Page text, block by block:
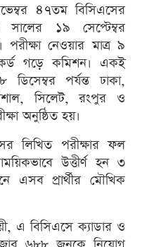
৪৭তম বিসিএসের
সালের ১৯ সেপ্টেম্বর
পরীক্ষা নেওয়ার মাত্র ৯
গড়ে কমিশন। একই
পর্যন্ত ঢাকা,
সিলেট, রংপুর ও
অনুষ্ঠিত হয়।
লিখিত পরীক্ষার ফল
উত্তীর্ণ হন ৩
এসব প্রার্থীর মৌখিক
এ বিসিএসে ক্যাডার ও